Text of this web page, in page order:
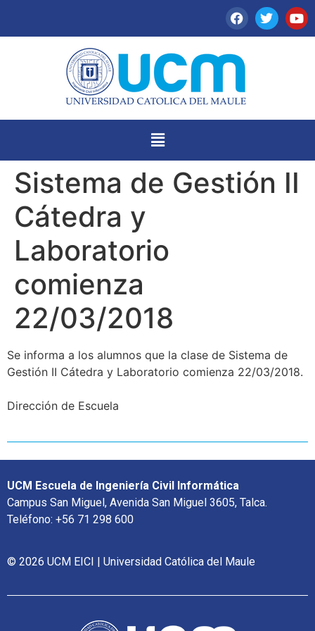
Sistema de Gestión II
Cátedra y
Laboratorio
comienza
22/03/2018
Se informa a los alumnos que la clase de Sistema de
Gestión II Cátedra y Laboratorio comienza 22/03/2018.
Dirección de Escuela
UCM Escuela de Ingeniería Civil Informática
Campus San Miguel, Avenida San Miguel 3605, Talca.
Teléfono: +56 71 298 600
© 2026 UCM EICI | Universidad Católica del Maule